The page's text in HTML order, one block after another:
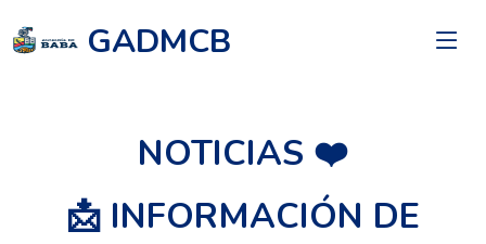
GADMCB
NOTICIAS ❤️
📩 INFORMACIÓN DE